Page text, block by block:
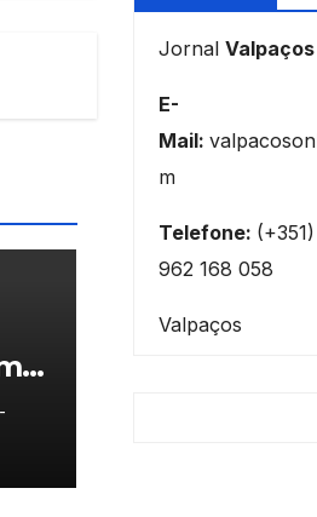
Jornal
E-
Mail:
m
Telefone:
962 168 058
Valpaços